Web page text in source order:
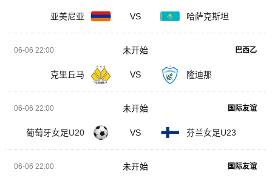
亚美尼亚 VS 哈萨克斯坦
06-06 22:00 巴西乙
克里丘马 VS 隆迪那
未开始
06-06 22:00 国际友谊
葡萄牙女足U20 VS 芬兰女足U23
未开始
06-06 22:00 国际友谊
未开始